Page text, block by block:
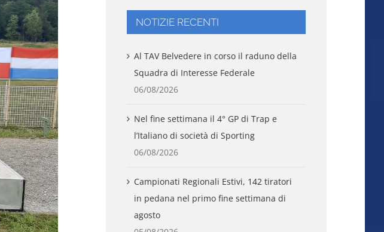
NOTIZIE RECENTI
Al TAV Belvedere in corso il raduno della
Squadra di Interesse Federale
06/08/2026
Nel fine settimana il 4° GP di Trap e
l’Italiano di società di Sporting
06/08/2026
Campionati Regionali Estivi, 142 tiratori
in pedana nel primo fine settimana di
agosto